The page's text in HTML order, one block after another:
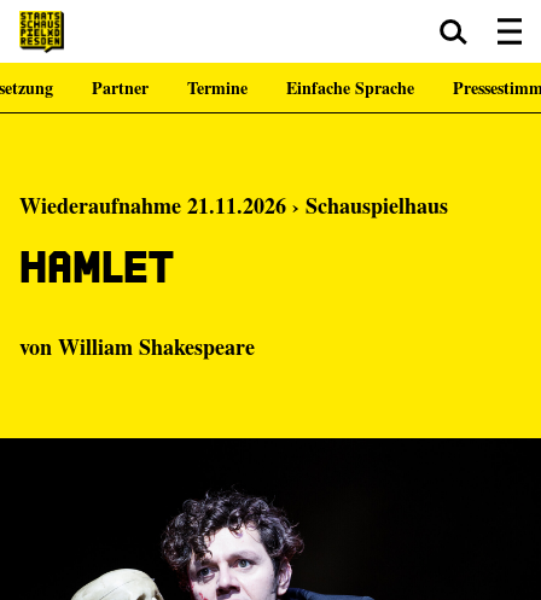
Zum Hauptinhalt springen Zum Footer springen
Partner Termine Einfache Sprache
Wiederaufnahme 21.11.2026 › Schauspielhaus
Hamlet
vonWilliam Shakespeare